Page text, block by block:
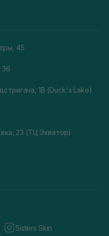
45
36
1В (Duck's Lake)
23 (ТЦ Экватор)
Sisters Skin